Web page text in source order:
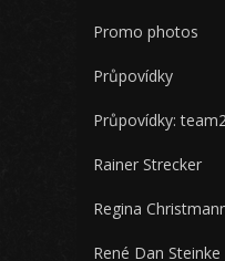
Promo photos
Průpovídky
Průpovídky:
Rainer Strecker
Regina
René Dan Steinke